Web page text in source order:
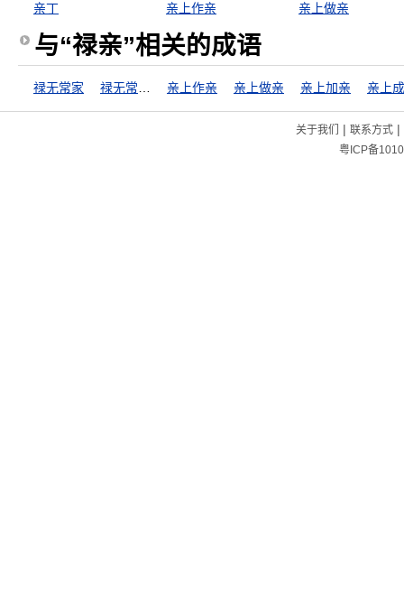
亲丁
亲上作亲 亲上做亲
与“禄亲”相关的成语
禄无常家 亲上作亲 亲上做亲 亲上加亲 亲上
关于我们 | 联系方式|
粤ICP备